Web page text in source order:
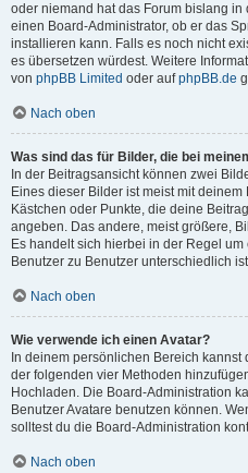
oder niemand hat das Forum bislang
einen Board-Administrator, ob er das
installieren kann. Falls es noch nicht
es übersetzen würdest. Weitere
von phpBB Limited oder aufphpBB.de
Nach oben
Was sind das für Bilder, die bei
In der Beitragsansicht können zwei
Eines dieser Bilder ist meist mit
Kästchen oder Punkte, die deine
angeben. Das andere, meist größere,
Es handelt sich hierbei in der Regel
Benutzer zu Benutzer unterschiedlich
Nach oben
Wie verwende ich einen Avatar?
In deinem persönlichen Bereich kannst
der folgenden vier Methoden
Hochladen. Die Board-Administration
Benutzer Avatare benutzen können.
solltest du die Board-Administration
Nach oben